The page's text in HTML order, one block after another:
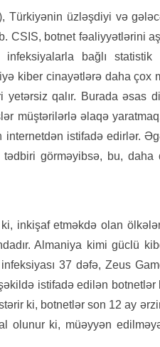
üzləşdiyi və
CSIS, botnet fəaliyyətlərini
bağlı statistik
kiber cinayətlərə daha çox
yetərsiz qalır. Burada əsas
müştərilərlə əlaqə
internetdən istifadə edirlər.
görməyibsə, bu, daha
inkişaf etməkdə olan
Almaniya kimi güclü
37 dəfə, Zeus
istifadə edilən botnetlər
ki, botnetlər son 12 ay
olunur ki, müəyyən